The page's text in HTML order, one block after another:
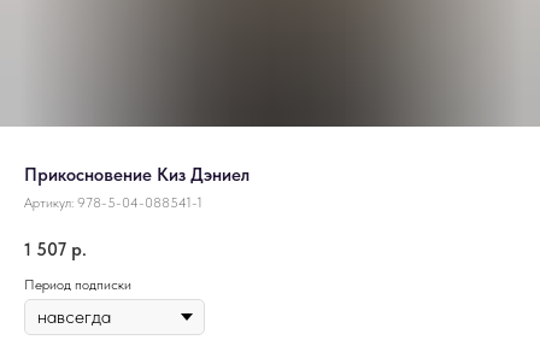
Прикосновение Киз Дэниел
Артикул: 978-5-04-088541-1
1 507 р.
Период подписки